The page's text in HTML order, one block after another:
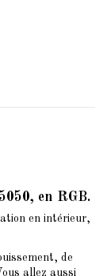
en RGB.
en intérieur,
de
allez aussi